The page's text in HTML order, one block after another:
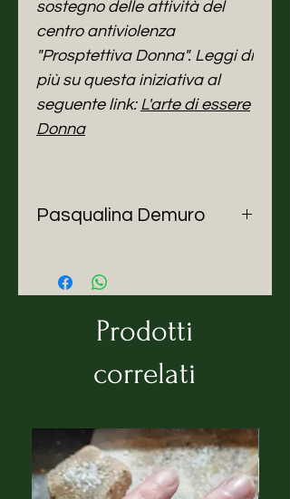
sostegno delle attività del
centro antiviolenza
"Prosptettiva Donna". Leggi di
più su questa iniziativa al
seguente link: L'arte di essere
Donna
Pasqualina Demuro
Pasqualina è una pittrice
acquarellista, ceramista,
scultrice, muralista, con
esperienza anche nel campo del
mosaico e del batik, con uno
sguardo attento al discorso
grande e infinito amore è la
pittura ad olio.
Nata in una famiglia numerosa
patriarcale, fin da piccola la sua
Prodotti
correlati